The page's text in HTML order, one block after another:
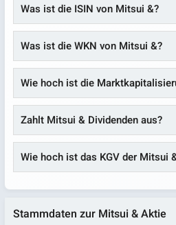
Was ist die ISIN von Mitsui &?
Was ist die WKN von Mitsui &?
Wie hoch ist die
Zahlt Mitsui & Dividenden aus?
Wie hoch ist das KGV der Mitsui
Stammdaten zur Mitsui & Aktie